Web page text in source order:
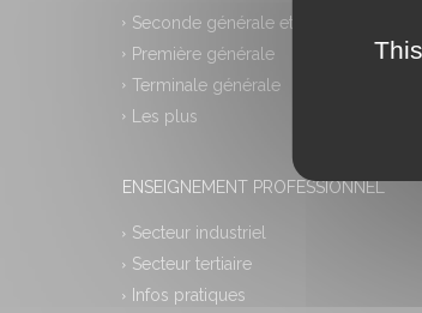
Seconde générale et technologique
Première générale
Terminale générale
Les plus
ENSEIGNEMENT PROFESSIONNEL
Secteur industriel
Secteur tertiaire
Infos pratiques